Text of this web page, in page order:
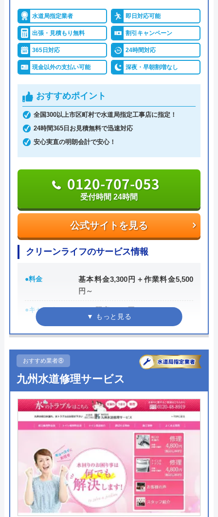
※クチコミの内容について
matuharu
2 か月前
水回りで気になることがあり相談しました。
状況をしっかり確認しながら対応してくれた
ので安心感がありました。 説明も順序立て
Googleクチコミを見る
水道屋のイエローがおすすめの理由
水道屋のイエローは、水のトラブルを24時間365日
体制で受けつけています。現場に一番近いスタッフ
を手配するので、早ければわずか10分～20分で駆け
つけてくれます。累計36万件を突破する実績がある
トイレのトラブルは「つまり」「水が出ない」「水
漏れ」「水が止まらない」などの症状に対応。作業
料金が1万円を超えた場合に利用できるホームペー
ジ限定クーポンを実施中なので、お電話の際に「限
公式サイトを見る
0120-937-419
水道屋のイエロー
代表者 藤田 和彦
所在地
〒252-0142
神奈川県相模原市緑区元橋本町11-33
対応エリア
水道局指定業者 即日対応可能
出張・見積もり無料 割引キャンペーン
365日対応 24時間対応
現金以外の支払い可能 深夜・早朝割増なし
おすすめポイント
全国300以上市区町村で水道局指定工事店に指定！
24時間365日お見積無料で迅速対応
安心実直の明朗会計で安心！
公式サイトを見る
0120-707-053
受付時間 24時間
クリーンライフのサービス情報
●料金
基本料金3,300円＋作業料金5,500
円～
●キャンペーン
※10,000円以上で適用
●受付時間
●定休日 年中無休
●出張見積もり 出張見積もり無料
●支払い方法
現金、銀行振込、クレジットカー
ド、コンビニ後払い、QR決済
●累計実績 施工実績30万件を達成
●保証・保険
修理に応じて1～3年の無料点検、
無料保証を用意
詳細は公式HPでご確認ください
おすすめ業者⑧
九州水道修理サービス